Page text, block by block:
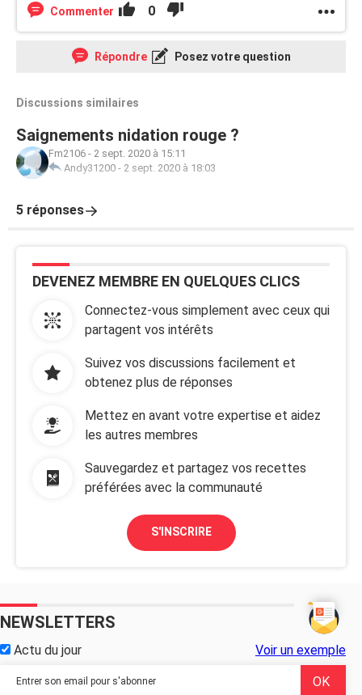
Commenter 0
Répondre Posez votre question
Discussions similaires
Saignements nidation rouge ?
Fm2106 - 2 sept. 2020 à 15:11
Andy31200 - 2 sept. 2020 à 18:03
5 réponses
DEVENEZ MEMBRE EN QUELQUES CLICS
Connectez-vous simplement avec ceux qui
partagent vos intérêts
Suivez vos discussions facilement et
obtenez plus de réponses
Mettez en avant votre expertise et aidez
les autres membres
Sauvegardez et partagez vos recettes
préférées avec la communauté
S'INSCRIRE
NEWSLETTERS
Actu du jour Voir un exemple